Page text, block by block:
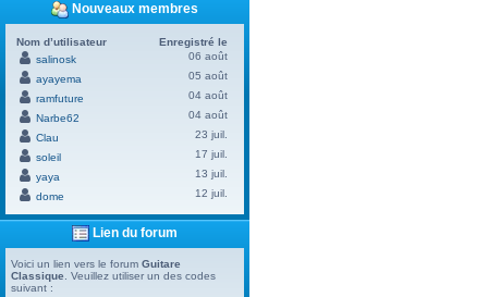
Nouveaux membres
Nom d’utilisateur
Enregistré le
salinosk
06 août
ayayema
05 août
ramfuture
04 août
Narbe62
04 août
Clau
23 juil.
soleil
17 juil.
yaya
13 juil.
dome
12 juil.
Lien du forum
Voici un lien vers le forum Guitare
Classique . Veuillez utiliser un des codes
suivant :